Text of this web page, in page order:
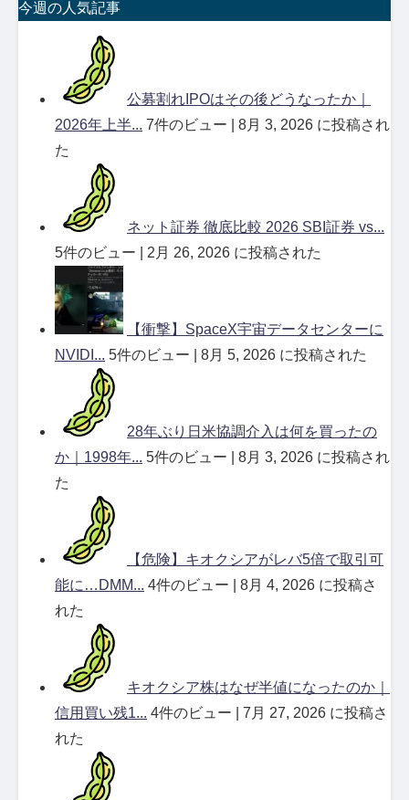
今週の人気記事
公募割れIPOはその後どうなったか｜
2026年上半... 7件のビュー
8月 3, 2026 に投稿され
た
ネット証券 徹底比較 2026 SBI証券 vs...
5件のビュー
2月 26, 2026 に投稿された
【衝撃】SpaceX宇宙データセンターに
NVIDI... 5件のビュー 8月 5, 2026 に投稿された
28年ぶり日米協調介入は何を買ったの
か｜1998年... 5件のビュー
8月 3, 2026 に投稿され
た
【危険】キオクシアがレバ5倍で取引可
能に…DMM... 4件のビュー
8月 4, 2026 に投稿さ
れた
キオクシア株はなぜ半値になったのか｜
信用買い残1... 4件のビュー
7月 27, 2026 に投稿さ
れた